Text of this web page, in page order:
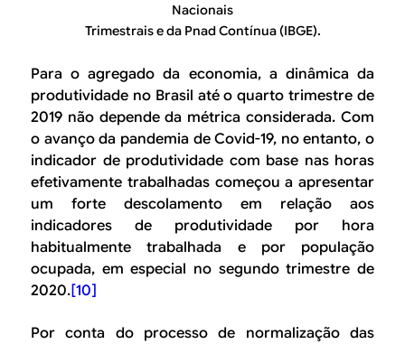
Nacionais
Trimestrais e da Pnad Contínua (IBGE).
Para o agregado da economia, a dinâmica da
produtividade no Brasil até o quarto trimestre de
2019 não depende da métrica considerada. Com
o avanço da pandemia de Covid-19, no entanto, o
indicador de produtividade com base nas horas
efetivamente trabalhadas começou a apresentar
um forte descolamento em relação aos
indicadores de produtividade por hora
habitualmente trabalhada e por população
ocupada, em especial no segundo trimestre de
2020.[10]
Por conta do processo de normalização das